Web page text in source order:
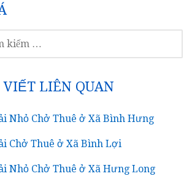
VIẾT LIÊN QUAN
Nhỏ Chở Thuê ở Xã Bình Hưng
Chở Thuê ở Xã Bình Lợi
Nhỏ Chở Thuê ở Xã Hưng Long